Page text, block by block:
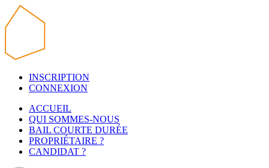
INSCRIPTION
CONNEXION
ACCUEIL
QUI SOMMES-NOUS
BAIL COURTE DURÉE
PROPRIÉTAIRE ?
CANDIDAT ?